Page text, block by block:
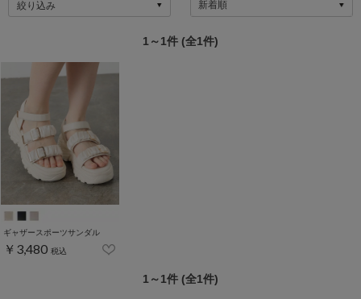
絞り込み
1～1件 (全1件)
ギャザースポーツサンダル
￥3,480 税込
1～1件 (全1件)